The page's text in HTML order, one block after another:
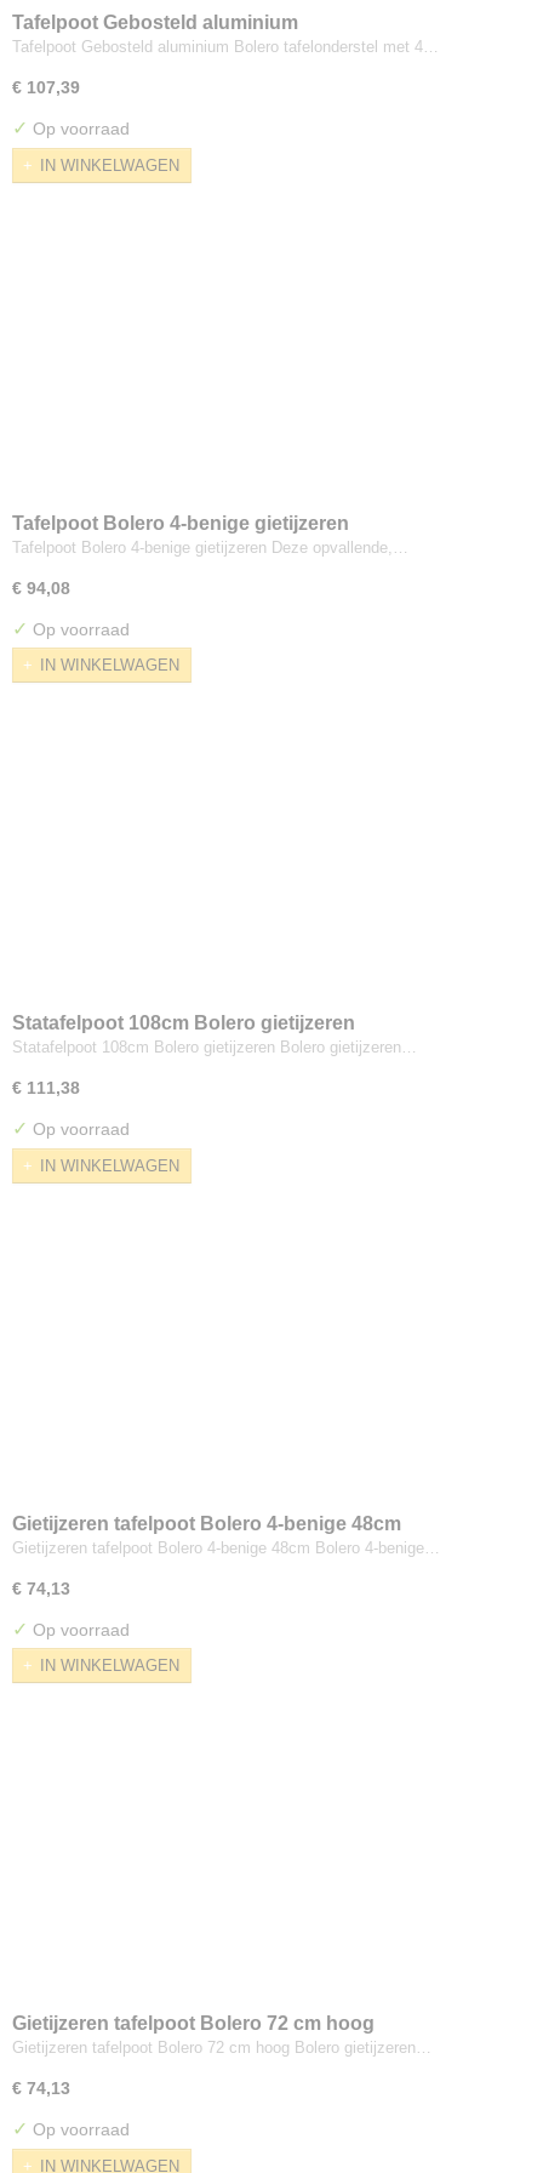
Tafelpoot Gebosteld aluminium
Tafelpoot Gebosteld aluminium Bolero tafelonderstel met 4…
€ 107,39
✓ Op voorraad
IN WINKELWAGEN
Tafelpoot Bolero 4-benige gietijzeren
Tafelpoot Bolero 4-benige gietijzeren Deze opvallende,…
€ 94,08
✓ Op voorraad
IN WINKELWAGEN
Statafelpoot 108cm Bolero gietijzeren
Statafelpoot 108cm Bolero gietijzeren Bolero gietijzeren…
€ 111,38
✓ Op voorraad
IN WINKELWAGEN
Gietijzeren tafelpoot Bolero 4-benige 48cm
Gietijzeren tafelpoot Bolero 4-benige 48cm Bolero 4-benige…
€ 74,13
✓ Op voorraad
IN WINKELWAGEN
Gietijzeren tafelpoot Bolero 72 cm hoog
Gietijzeren tafelpoot Bolero 72 cm hoog Bolero gietijzeren…
€ 74,13
✓ Op voorraad
IN WINKELWAGEN